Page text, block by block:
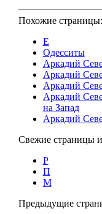
Похожие страницы:
Е
Одесситы
Аркадий
Аркадий
Аркадий
Аркадий
на Запад
Аркадий
Свежие страницы
Р
П
М
Предыдущие